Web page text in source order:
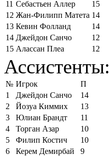
11 Себастьен Аллер
15
12 Жан-Филипп Матета 14
13 Кевин Фолланд
14
14 Джейдон Санчо
12
15 Алассан Плеа 12
Ассистенты:
№ Игрок
П
1
Джейдон Санчо
14
2
Йозуа Киммих
13
3
Юлиан Брандт
11
4
Торган Азар
10
5
Филип Костич
10
6
Керем Демирбай
9